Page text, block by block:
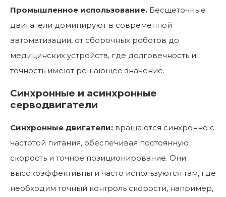
Промышленное использование. Бесщеточные
двигатели доминируют в современной
автоматизации, от сборочных роботов до
медицинских устройств, где долговечность и
точность имеют решающее значение.
Синхронные и асинхронные
серводвигатели
Синхронные двигатели: вращаются синхронно с
частотой питания, обеспечивая постоянную
скорость и точное позиционирование. Они
высокоэффективны и часто используются там, где
необходим точный контроль скорости, например,